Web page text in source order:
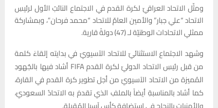
ومثّل الاتحاد العراقيّ لكرة القدم في الاجتماع النائبُ الأول لرئيسِ
الاتحاد “علي جبار” والأمين العامّ للاتحاد “محمد فرحان”، وبمشاركة
ممثلي الاتحادات الوطنيّة لـ (47) دولةً قارية.
وشهد الاجتماع الاستثنائيّ للاتحاد الآسيويّ في بدايته إلقاءَ كلمة
من قبل رئيسِ الاتحاد الدوليّ لكرة القدم FIFA أشاد فيها بالجُهودِ
المُميزة من الاتحاد الآسيويّ من أجل تطوير كرة القدم في القارة،
كما أشاد بالمناسبةِ أيضاً بالملفِ الذي تقدمَ به الاتحادُ السعوديّ،